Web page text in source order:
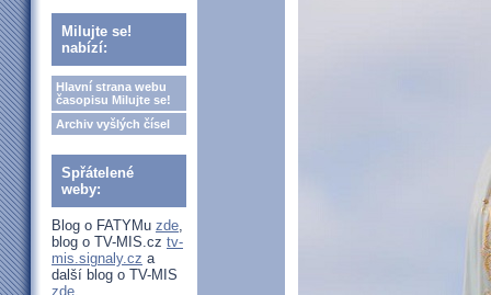
Milujte se!
nabízí:
Hlavní strana webu
časopisu Milujte se!
Archiv vyšlých čísel
Spřátelené
weby:
Blog o FATYMu zde,
blog o TV-MIS.cz tv-
mis.signaly.cz a
další blog o TV-MIS
zde.